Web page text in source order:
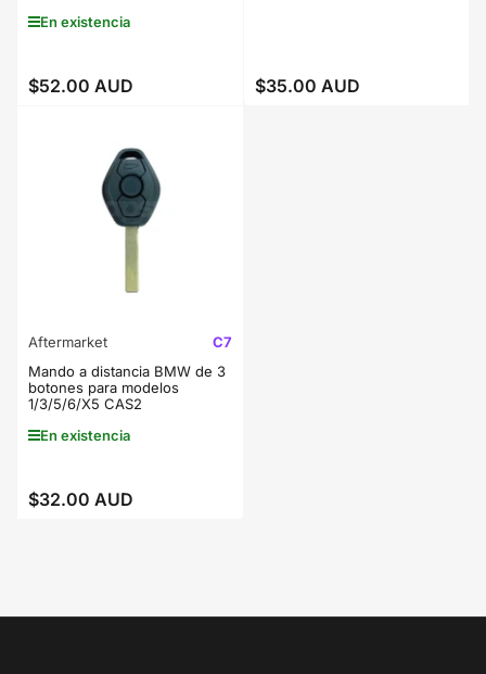
En existencia
Precio
$52.00 AUD
Precio
$35.00 AUD
Aftermarket
C7
Mando a distancia BMW de 3
botones para modelos
1/3/5/6/X5 CAS2
En existencia
Precio
$32.00 AUD